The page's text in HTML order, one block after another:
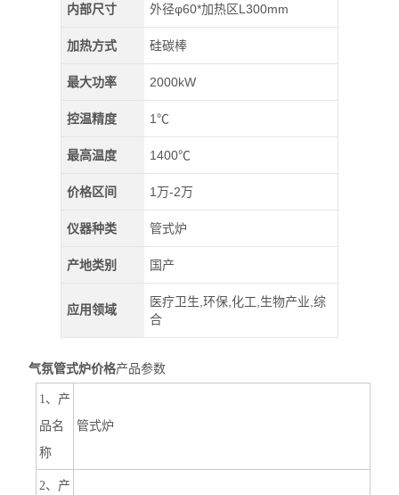
温）
内部尺寸 外径φ60*加热区L300mm
加热方式 硅碳棒
最大功率 2000kW
控温精度 1℃
最高温度 1400℃
价格区间 1万-2万
仪器种类 管式炉
产地类别 国产
应用领域
医疗卫生,环保,化工,生物产业,综
合
气氛管式炉价格产品参数
1、产
品名
称
管式炉
2、产